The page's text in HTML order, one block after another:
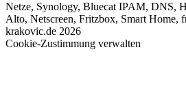
Netze, Synology, Bluecat IPAM, DNS,
Alto, Netscreen, Fritzbox, Smart Home,
krakovic.de 2026
Cookie-Zustimmung verwalten